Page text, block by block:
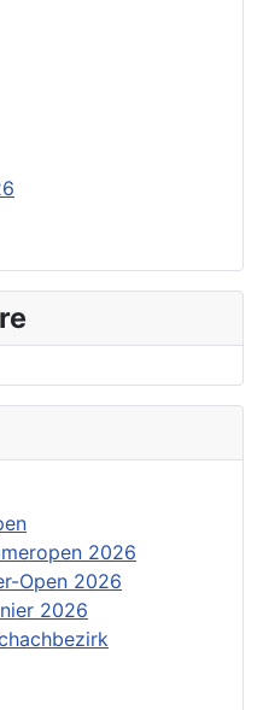
2026
Open 2026
2026